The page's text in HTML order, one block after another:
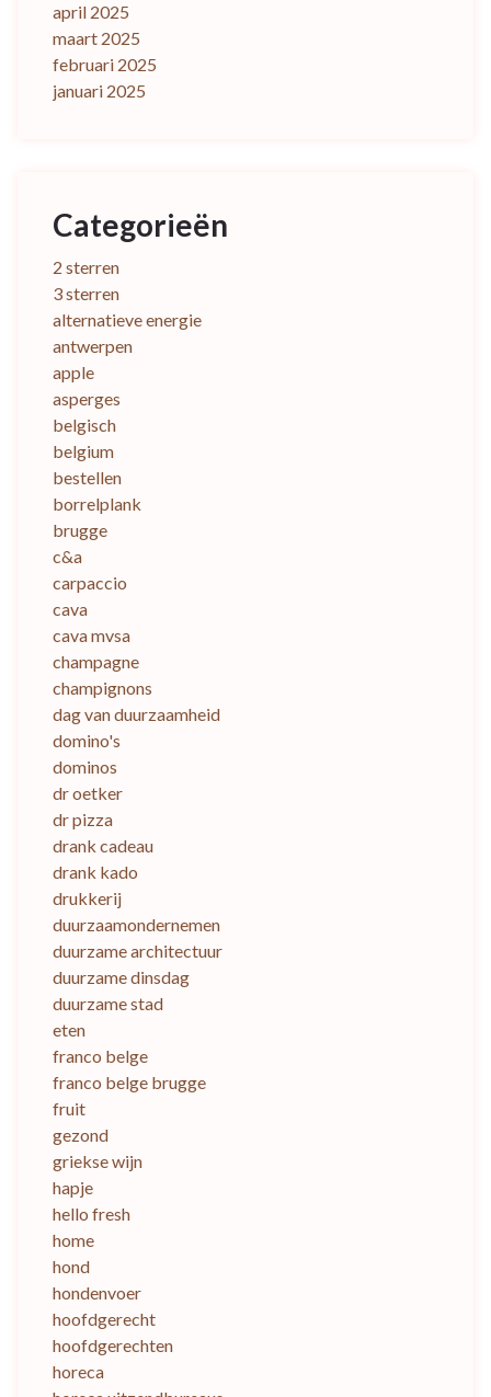
april 2025
maart 2025
februari 2025
januari 2025
Categorieën
2 sterren
3 sterren
alternatieve energie
antwerpen
apple
asperges
belgisch
belgium
bestellen
borrelplank
brugge
c&a
carpaccio
cava
cava mvsa
champagne
champignons
dag van duurzaamheid
domino's
dominos
dr oetker
dr pizza
drank cadeau
drank kado
drukkerij
duurzaamondernemen
duurzame architectuur
duurzame dinsdag
duurzame stad
eten
franco belge
franco belge brugge
fruit
gezond
griekse wijn
hapje
hello fresh
home
hond
hondenvoer
hoofdgerecht
hoofdgerechten
horeca